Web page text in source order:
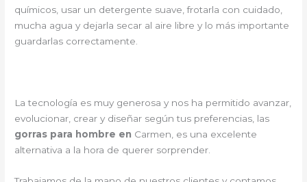
químicos, usar un detergente suave, frotarla con cuidado,
mucha agua y dejarla secar al aire libre y lo más importante
guardarlas correctamente.
La tecnología es muy generosa y nos ha permitido avanzar,
evolucionar, crear y diseñar según tus preferencias, las
gorras para hombre en Carmen, es una excelente
alternativa a la hora de querer sorprender.